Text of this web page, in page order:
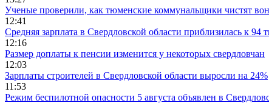
Ученые проверили, как тюменские коммунальщики чистят
12:41
Средняя зарплата в Свердловской области приблизилась к 94
12:16
Размер доплаты к пенсии изменится у некоторых свердловчан
12:03
Зарплаты строителей в Свердловской области выросли на 24%
11:53
Режим беспилотной опасности 5 августа объявлен в